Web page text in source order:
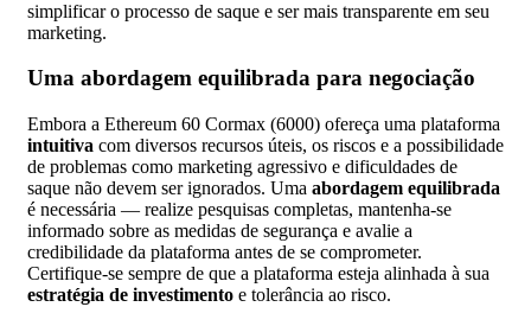
simplificar o processo de saque e ser mais transparente em seu
marketing.
Uma abordagem equilibrada para negociação
Embora a Ethereum 60 Cormax (6000) ofereça uma plataforma
intuitiva com diversos recursos úteis, os riscos e a possibilidade
de problemas como marketing agressivo e dificuldades de
saque não devem ser ignorados. Uma abordagem equilibrada
é necessária — realize pesquisas completas, mantenha-se
informado sobre as medidas de segurança e avalie a
credibilidade da plataforma antes de se comprometer.
Certifique-se sempre de que a plataforma esteja alinhada à sua
estratégia de investimento e tolerância ao risco.